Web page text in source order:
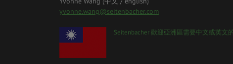
yvonne.wang@seitenbacher.com
taiwan_0.pngSeitenbacher 歡迎亞洲區需要中⽂或英⽂